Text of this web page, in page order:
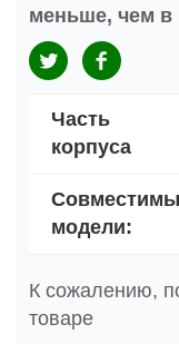
меньше, чем в
Часть
корпуса
модели:
К сожалению,
товаре